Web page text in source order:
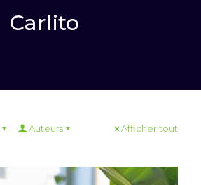
Carlito
Auteurs Afficher tout